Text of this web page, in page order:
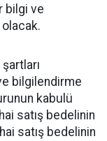
bilgi ve
bilgilendirme
kabulü
satış bedelinin
satış bedelinin